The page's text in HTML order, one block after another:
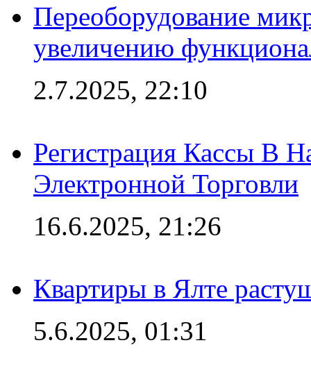
Переоборудование
увеличению
2.7.2025, 22:10
Регистрация Кассы В
Электронной Торговли
16.6.2025, 21:26
Квартиры в Ялте
5.6.2025, 01:31